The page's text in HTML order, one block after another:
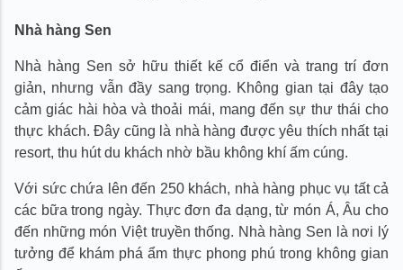
Nhà hàng Sen
Nhà hàng Sen sở hữu thiết kế cổ điển và trang trí đơn
giản, nhưng vẫn đầy sang trọng. Không gian tại đây tạo
cảm giác hài hòa và thoải mái, mang đến sự thư thái cho
thực khách. Đây cũng là nhà hàng được yêu thích nhất tại
resort, thu hút du khách nhờ bầu không khí ấm cúng.
Với sức chứa lên đến 250 khách, nhà hàng phục vụ tất cả
các bữa trong ngày. Thực đơn đa dạng, từ món Á, Âu cho
đến những món Việt truyền thống. Nhà hàng Sen là nơi lý
tưởng để khám phá ẩm thực phong phú trong không gian